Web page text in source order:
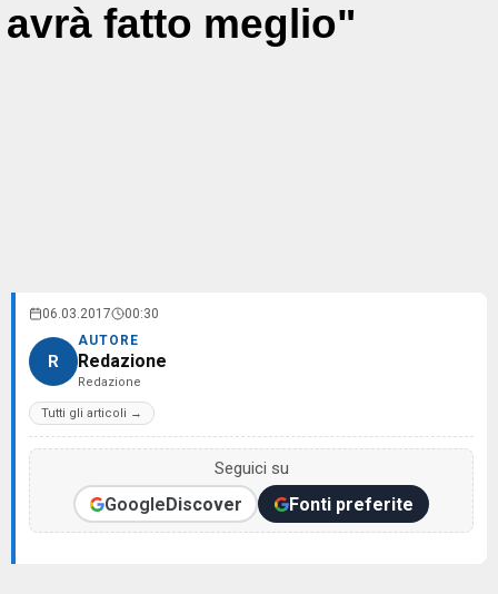
avrà fatto meglio"
06.03.2017 00:30
R
AUTORE
Redazione
Redazione
Tutti gli articoli →
Seguici su
GoogleDiscover Fonti preferite